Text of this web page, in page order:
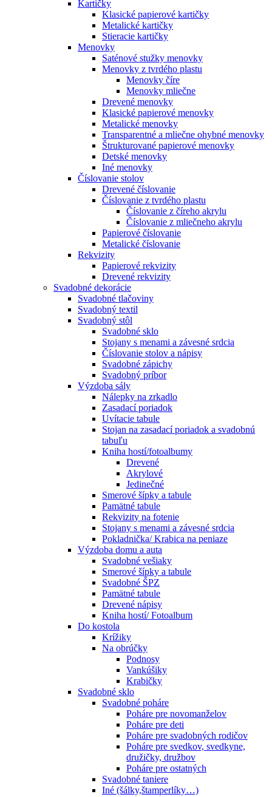
Kartičky
Klasické papierové kartičky
Metalické kartičky
Stieracie kartičky
Menovky
Saténové stužky menovky
Menovky z tvrdého plastu
Menovky číre
Menovky mliečne
Drevené menovky
Klasické papierové menovky
Metalické menovky
Transparentné a mliečne ohybné menovky
Štrukturované papierové menovky
Detské menovky
Iné menovky
Číslovanie stolov
Drevené číslovanie
Číslovanie z tvrdého plastu
Číslovanie z číreho akrylu
Číslovanie z mliečneho akrylu
Papierové číslovanie
Metalické číslovanie
Rekvizity
Papierové rekvizity
Drevené rekvizity
Svadobné dekorácie
Svadobné tlačoviny
Svadobný textil
Svadobný stôl
Svadobné sklo
Stojany s menami a závesné srdcia
Číslovanie stolov a nápisy
Svadobné zápichy
Svadobný príbor
Výzdoba sály
Nálepky na zrkadlo
Zasadací poriadok
Uvítacie tabule
Stojan na zasadací poriadok a svadobnú
tabuľu
Kniha hostí/fotoalbumy
Drevené
Akrylové
Jedinečné
Smerové šípky a tabule
Pamätné tabule
Rekvizity na fotenie
Stojany s menami a závesné srdcia
Pokladnička/ Krabica na peniaze
Výzdoba domu a auta
Svadobné vešiaky
Smerové šípky a tabule
Svadobné ŠPZ
Pamätné tabule
Drevené nápisy
Kniha hostí/ Fotoalbum
Do kostola
Krížiky
Na obrúčky
Podnosy
Vankúšiky
Krabičky
Svadobné sklo
Svadobné poháre
Poháre pre novomanželov
Poháre pre deti
Poháre pre svadobných rodičov
Poháre pre svedkov, svedkyne,
družičky, družbov
Poháre pre ostatných
Svadobné taniere
Iné (šálky,štamperlíky…)